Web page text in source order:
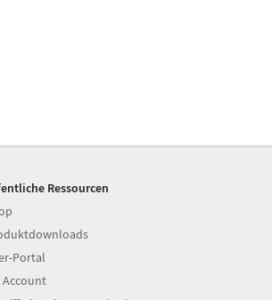
Ressourcen
Portal
Account